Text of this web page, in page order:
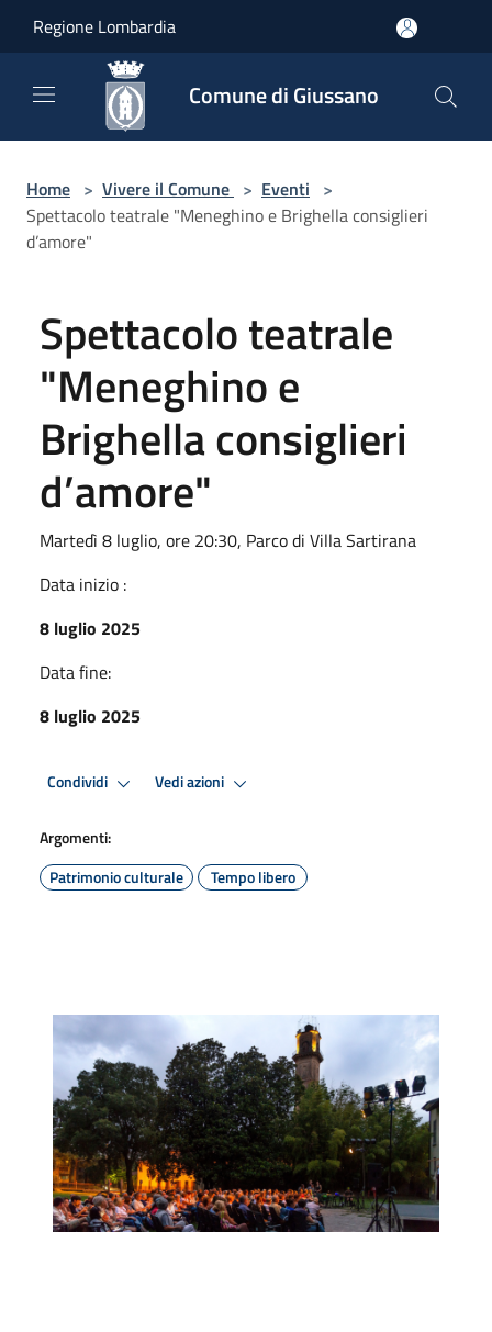
Regione Lombardia
Comune di Giussano
Home > Vivere il Comune > Eventi >
Spettacolo teatrale "Meneghino e Brighella consiglieri
d’amore"
Spettacolo teatrale
"Meneghino e
Brighella consiglieri
d’amore"
Martedì 8 luglio, ore 20:30, Parco di Villa Sartirana
Data inizio :
8 luglio 2025
Data fine:
8 luglio 2025
Condividi Vedi azioni
Argomenti:
Patrimonio culturale
Tempo libero